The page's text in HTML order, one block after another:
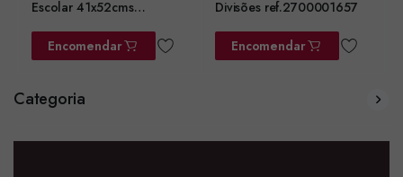
Escolar 41x52cms
Encomendar
Divisões ref.2700001657
Encomendar
Categoria